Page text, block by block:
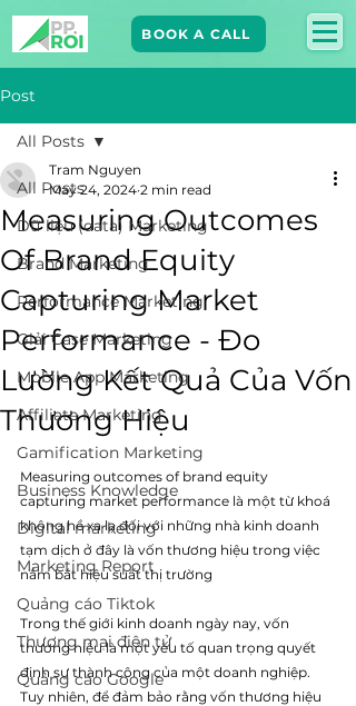
BOOK A CALL
Post
All Posts
Dữ liệu (data) Marketing
Brand Marketing​
Performance Marketing
Giải Case Marketing
Mobile App Marketing
Affiliate Marketing
Gamification Marketing
Business Knowledge
Digital marketing
Marketing Report
Quảng cáo Tiktok
Thương mại điện tử
Quảng cáo Google
All Posts
Measuring Outcomes
Of Brand Equity
Capturing Market
Performance - Đo
Lường Kết Quả Của Vốn
Thương Hiệu
Tram Nguyen
May 24, 2024 2 min read
Measuring outcomes of brand equity
capturing market performance là một từ khoá
không hề xa lạ đối với những nhà kinh doanh
tạm dịch ở đây là vốn thương hiệu trong việc
nắm bắt hiệu suất thị trường
Trong thế giới kinh doanh ngày nay, vốn
thương hiệu là một yếu tố quan trọng quyết
định sự thành công của một doanh nghiệp.
Tuy nhiên, để đảm bảo rằng vốn thương hiệu